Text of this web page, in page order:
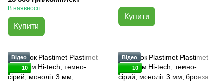
В наявності
Купити
Купити
Відео
10
Відео
10